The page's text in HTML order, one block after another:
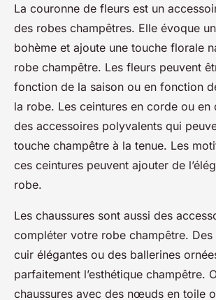
La couronne de fleurs est un
des robes champêtres. Elle évoque
bohème et ajoute une touche florale
robe champêtre. Les fleurs peuvent
fonction de la saison ou en fonction
la robe. Les ceintures en corde ou en
des accessoires polyvalents qui
touche champêtre à la tenue. Les
ces ceintures peuvent ajouter de
robe.
Les chaussures sont aussi des
compléter votre robe champêtre. Des
cuir élégantes ou des ballerines
parfaitement l’esthétique champêtre.
chaussures avec des nœuds en toile